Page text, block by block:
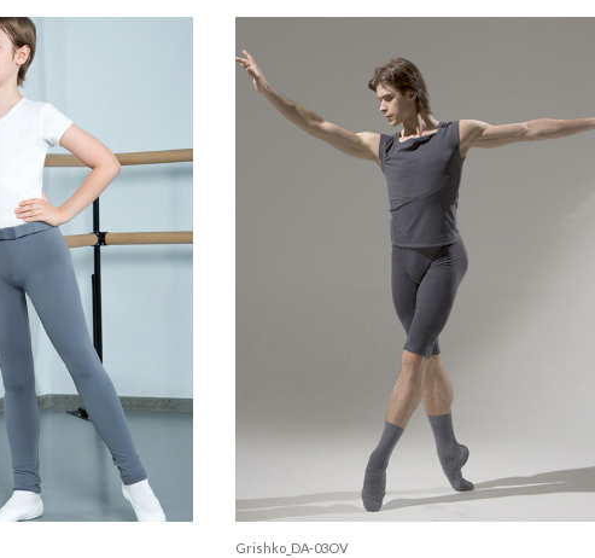
Grishko_DA-03OV